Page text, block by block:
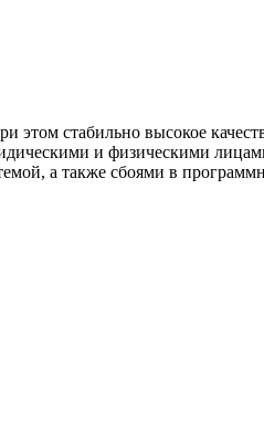
стабильно высокое
и физическими
а также сбоями в